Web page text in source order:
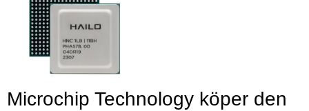
Microchip Technology köper den